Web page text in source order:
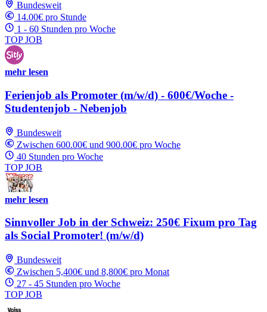
Bundesweit
14.00€ pro Stunde
1 - 60 Stunden pro Woche
TOP JOB
mehr lesen
Ferienjob als Promoter (m/w/d) - 600€/Woche -
Studentenjob - Nebenjob
Bundesweit
Zwischen 600.00€ und 900.00€ pro Woche
40 Stunden pro Woche
TOP JOB
mehr lesen
Sinnvoller Job in der Schweiz: 250€ Fixum pro Tag
als Social Promoter! (m/w/d)
Bundesweit
Zwischen 5,400€ und 8,800€ pro Monat
27 - 45 Stunden pro Woche
TOP JOB